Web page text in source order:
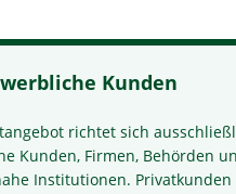
Kunden
richtet sich
Kunden, Firmen, Behörden
Institutionen. Privatkunden